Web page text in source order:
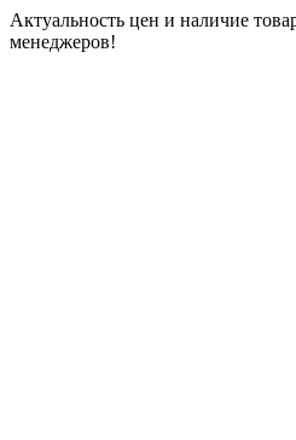
Актуальность цен и наличие
менеджеров!